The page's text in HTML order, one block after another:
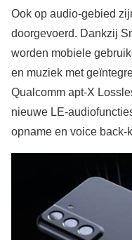
Ook op audio-gebied
doorgevoerd. Dankzij
worden mobiele
en muziek met
Qualcomm apt-X
nieuwe LE-
opname en voice back-